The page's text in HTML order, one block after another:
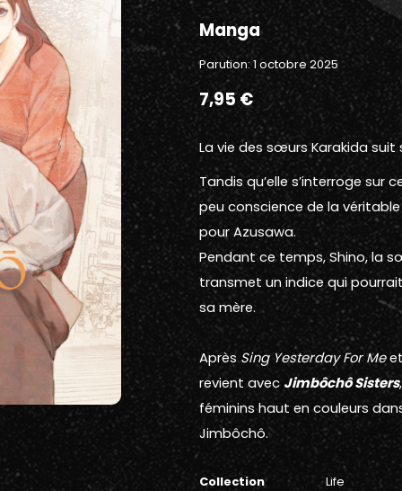
Manga
Parution: 1 octobre 2025
7,95 €
La vie des sœurs Karakida suit
Tandis qu’elle s’interroge sur
peu conscience de la
pour Azusawa.
Pendant ce temps, Shino, la
transmet un indice qui
sa mère.
AprèsSing Yesterday For Meet
revient avec Jimbôchô Sisters
féminins haut en couleurs
Jimbôchô.
Collection
Life